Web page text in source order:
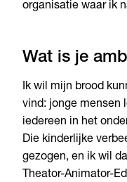
organisatie waar ik
Wat is je
Ik wil mijn brood
vind: jonge mensen
iedereen in het
Die kinderlijke
gezogen, en ik wil
Theator-Animator-